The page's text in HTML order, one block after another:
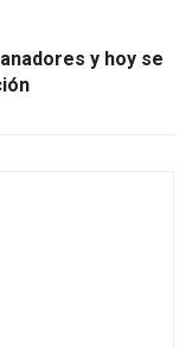
y hoy se